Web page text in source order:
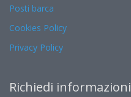
Posti barca
Cookies Policy
Privacy Policy
Richiedi informazioni